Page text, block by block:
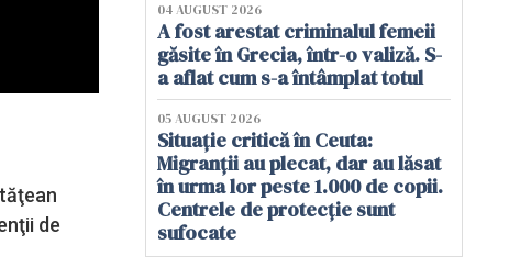
de
04 AUGUST 2026
A fost arestat criminalul femeii
găsite în Grecia, într-o valiză. S-
a aflat cum s-a întâmplat totul
05 AUGUST 2026
Situație critică în Ceuta:
Migranții au plecat, dar au lăsat
în urma lor peste 1.000 de copii.
Centrele de protecție sunt
sufocate